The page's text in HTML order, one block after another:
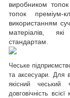
виробником
топок преміум-
використанням
матеріалів,
стандартам.
Чеське
та аксесуари. Для
якісний
довговічність